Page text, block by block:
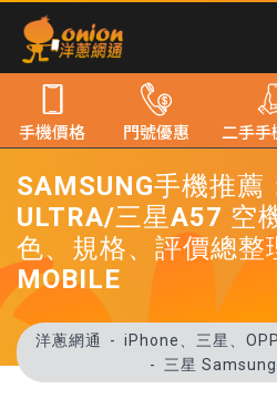
SAMSUNG手機推薦
ULTRA/三星A57 空
色、規格、評價總整
MOBILE
洋蔥網通
iPhone、三星、
三星
手機價格 門號優惠 二手手